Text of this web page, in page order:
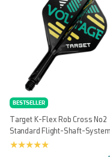
BESTSELLER
Target K-Flex Rob Cross No2
Standard Flight-Shaft-System